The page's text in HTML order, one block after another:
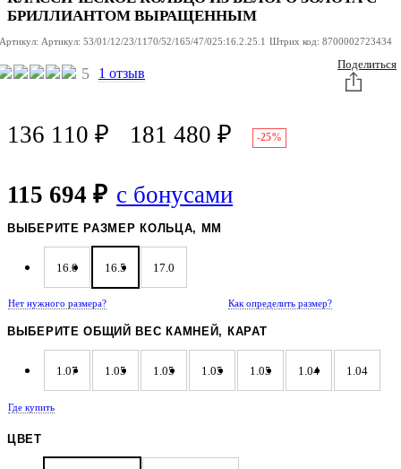
БРИЛЛИАНТОМ ВЫРАЩЕННЫМ
Артикул: Артикул: 53/01/12/23/1170/52/165/47/025:16.2.25.1 Штрих код: 8700002723434
5 1 отзыв
Поделиться
136 110 ₽ 181 480 ₽ -25%
115 694 ₽ с бонусами
ВЫБЕРИТЕ РАЗМЕР КОЛЬЦА, ММ
16.0 16.5 17.0
Нет нужного размера? Как определить размер?
ВЫБЕРИТЕ ОБЩИЙ ВЕС КАМНЕЙ, КАРАТ
1.07 1.05 1.05 1.05 1.05 1.04 1.04
Где купить
ЦВЕТ